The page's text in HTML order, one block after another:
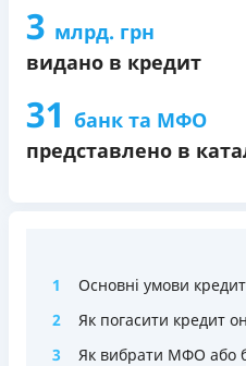
3 млрд. грн
видано в кредит
31 банк та МФО
представлено в
1
Основні умови
2
Як погасити кредит
3
Як вибрати МФО або